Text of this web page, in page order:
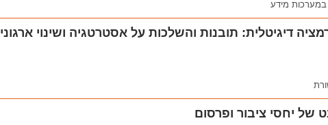
במערכות מידע
דיגיטלית: תובנות והשלכות על אסטרטגיה ושינוי ארגוני
של יחסי ציבור ופרסום